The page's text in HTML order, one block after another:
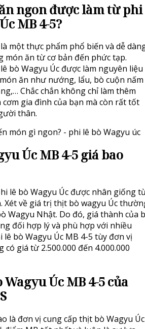
ngon được làm từ phi
MB 4-5?
một thực phẩm phổ biến và dễ
món ăn từ cơ bản đến phức tạp.
bò Wagyu Úc được làm nguyên liệu
ăn như nướng, lẩu, bò cuộn nấm
Chắc chắn không chỉ làm thêm
gia đình của bạn mà còn rất tốt
thân.
Úc MB 4-5 giá bao
lê bò Wagyu Úc được nhân giống
Xét về giá trị thịt bò wagyu Úc
Wagyu Nhật. Do đó, giá thành của
đối hợp lý và phù hợp với nhiều
bò Wagyu Úc MB 4-5 tùy đơn vị
giá từ 2.500.000 đến 4.000.000
Úc MB 4-5 của
là đơn vị cung cấp thịt bò Wagyu Úc